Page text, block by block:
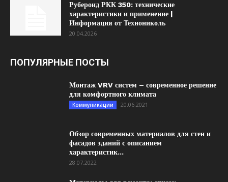
Рубероид РКК 350: технические
характеристики и применение |
Информация от Технониколь
20.04.2026
ПОПУЛЯРНЫЕ ПОСТЫ
Монтаж VRV систем – современное решение
для комфортного климата
Коммуникации 20.06.2021
Обзор современных материалов для стен и
фасадов зданий с описанием
характеристик...
28.07.2022